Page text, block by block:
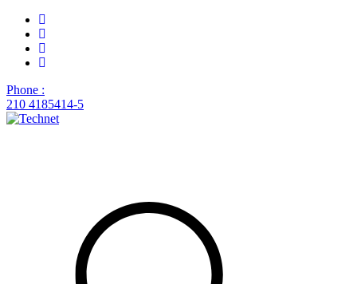
Phone :
210 4185414-5